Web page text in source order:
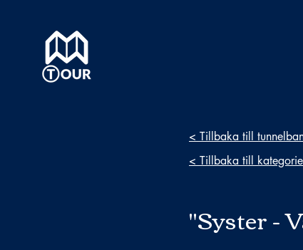
< Tillbaka till
< Tillbaka till
"Syster -